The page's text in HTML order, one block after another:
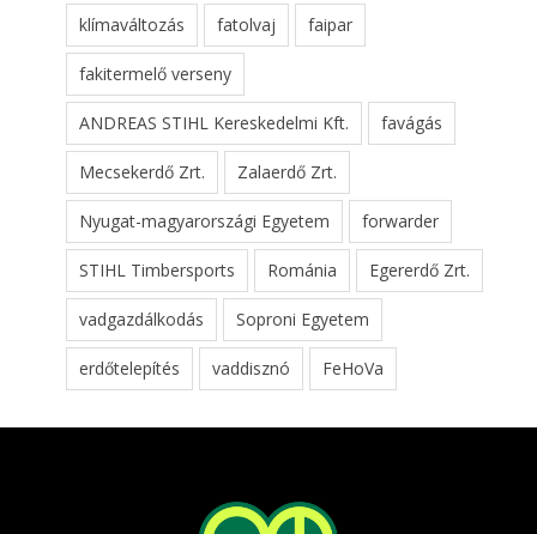
klímaváltozás fatolvaj faipar
fakitermelő verseny
ANDREAS STIHL Kereskedelmi Kft. favágás
Mecsekerdő Zrt. Zalaerdő Zrt.
Nyugat-magyarországi Egyetem forwarder
STIHL Timbersports Románia Egererdő Zrt.
vadgazdálkodás Soproni Egyetem
erdőtelepítés vaddisznó FeHoVa